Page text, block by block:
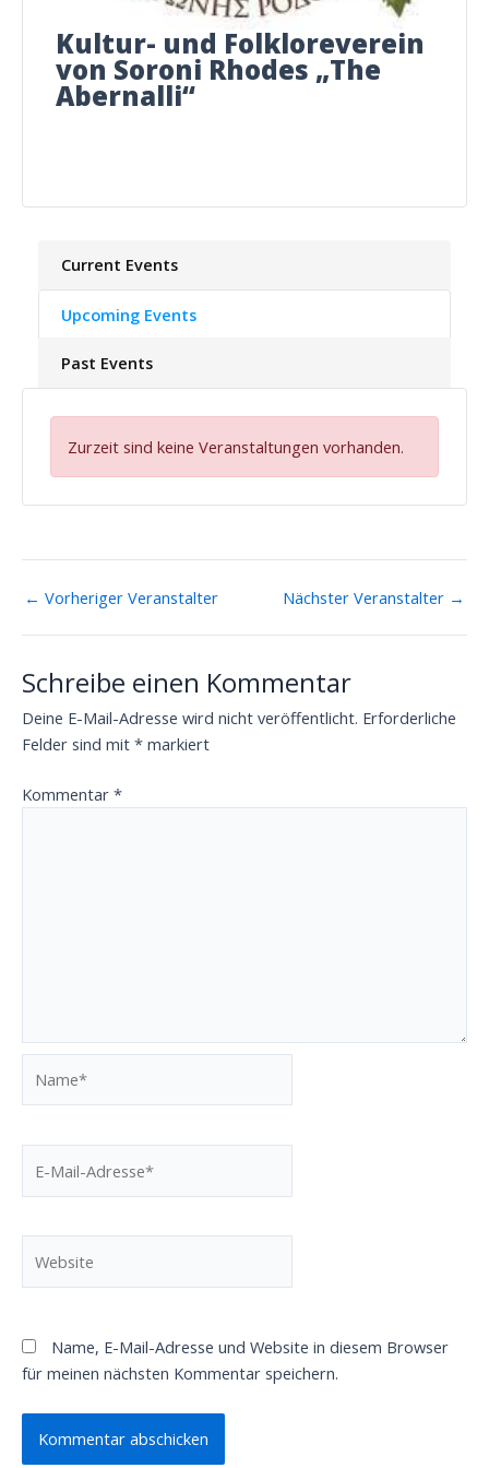
Kultur- und Folkloreverein
von Soroni Rhodes „The
Abernalli“
Current Events
Upcoming Events
Past Events
Zurzeit sind keine Veranstaltungen vorhanden.
← Vorheriger Veranstalter Nächster Veranstalter →
Schreibe einen Kommentar
Deine E-Mail-Adresse wird nicht veröffentlicht. Erforderliche
Felder sind mit * markiert
Kommentar *
Mail-
Name, E-Mail-Adresse und Website in diesem Browser
für meinen nächsten Kommentar speichern.